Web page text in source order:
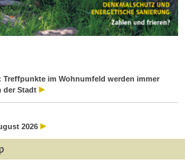
im Wohnumfeld werden immer
der Stadt
2026